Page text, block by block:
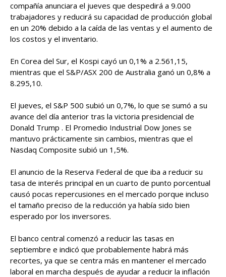
compañía anunciara el jueves que despedirá a 9.000
trabajadores y reducirá su capacidad de producción global
en un 20% debido a la caída de las ventas y el aumento de
los costos y el inventario.
En Corea del Sur, el Kospi cayó un 0,1% a 2.561,15,
mientras que el S&P/ASX 200 de Australia ganó un 0,8% a
8.295,10.
El jueves, el S&P 500 subió un 0,7%, lo que se sumó a su
avance del día anterior tras la victoria presidencial de
Donald Trump . El Promedio Industrial Dow Jones se
mantuvo prácticamente sin cambios, mientras que el
Nasdaq Composite subió un 1,5%.
El anuncio de la Reserva Federal de que iba a reducir su
tasa de interés principal en un cuarto de punto porcentual
causó pocas repercusiones en el mercado porque incluso
el tamaño preciso de la reducción ya había sido bien
esperado por los inversores.
El banco central comenzó a reducir las tasas en
septiembre e indicó que probablemente habrá más
recortes, ya que se centra más en mantener el mercado
laboral en marcha después de ayudar a reducir la inflación